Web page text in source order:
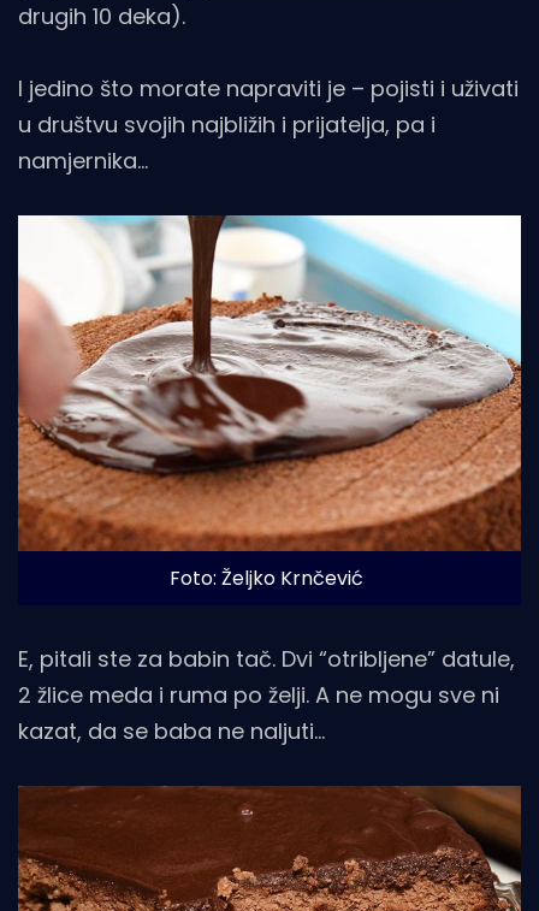
drugih 10 deka).
I jedino što morate napraviti je – pojisti i uživati
u društvu svojih najbližih i prijatelja, pa i
namjernika…
Foto: Željko Krnčević
E, pitali ste za babin tač. Dvi “otribljene” datule,
2 žlice meda i ruma po želji. A ne mogu sve ni
kazat, da se baba ne naljuti…